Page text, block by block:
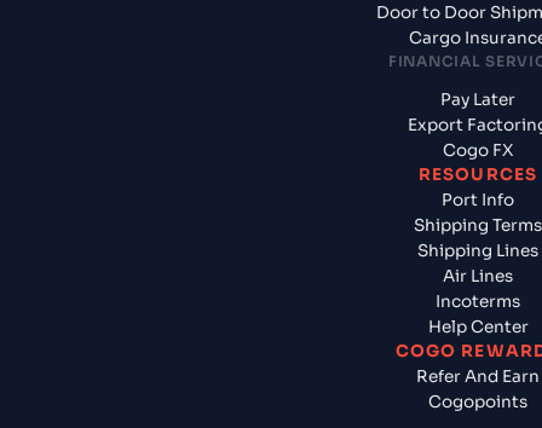
Door to Door
Cargo
FINANCIAL
Pay Later
Export
Cogo FX
RESOURCES
Port Info
Shipping Terms
Shipping Lines
Air Lines
Incoterms
Help Center
COGO
Refer And Earn
Cogopoints